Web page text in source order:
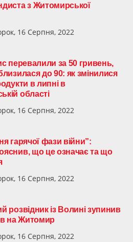
з Житомирської
16 Серпня, 2022
перевалили за 50 гривень,
до 90: як змінилися
в липні в
області
16 Серпня, 2022
гарячої фази війни”:
що це означає та що
16 Серпня, 2022
розвідник із Волині зупинив
на Житомир
16 Серпня, 2022